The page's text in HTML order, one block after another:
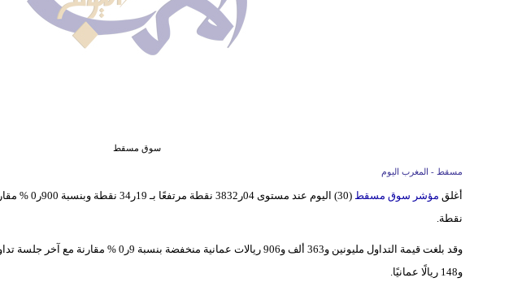
سوق مسقط
مسقط - المغرب اليوم
أغلقمؤشر سوق مسقط
نقطة.
و148 ريالًا عمانيًا.